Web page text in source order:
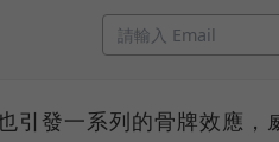
引發一系列的骨牌效應，